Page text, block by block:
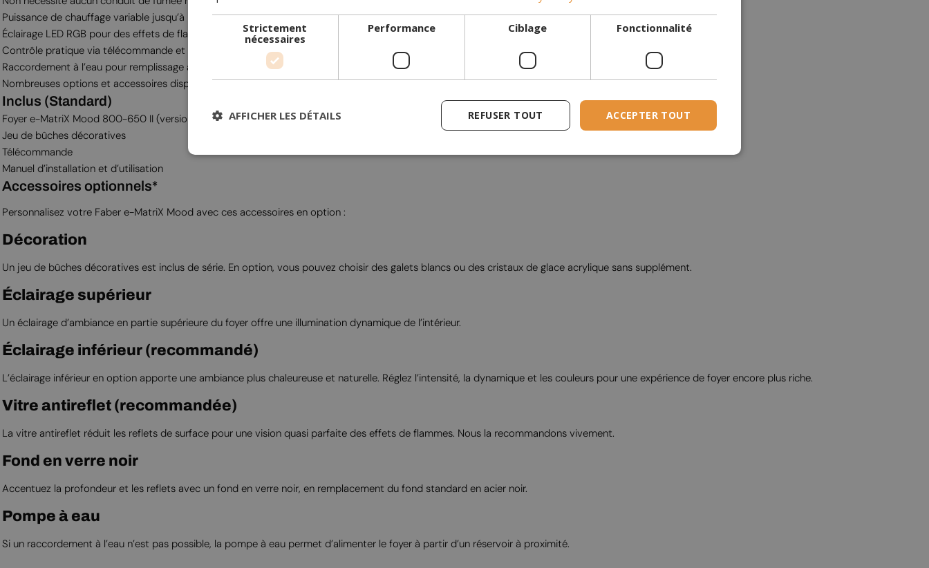
Puissance de chauffage variable jusqu’à 2 kW
Éclairage LED RGB pour des effets de flammes personnalisables
Contrôle pratique via télécommande et application
Raccordement à l’eau pour remplissage automatique
Nombreuses options et accessoires disponibles*
Inclus (Standard)
Foyer e-MatriX Mood 800-650 II (version angle droit ou gauche)
Jeu de bûches décoratives
Télécommande
Manuel d’installation et d’utilisation
Accessoires optionnels*
Personnalisez votre Faber e-MatriX Mood avec ces accessoires en option :
Décoration
Un jeu de bûches décoratives est inclus de série. En option, vous pouvez choisir des galets blancs ou des cristaux de glace acrylique sans supplément.
Éclairage supérieur
Un éclairage d’ambiance en partie supérieure du foyer offre une illumination dynamique de l’intérieur.
Éclairage inférieur (recommandé)
L’éclairage inférieur en option apporte une ambiance plus chaleureuse et naturelle. Réglez l’intensité, la dynamique et les couleurs pour une expérience de foyer encore plus riche.
Vitre antireflet (recommandée)
La vitre antireflet réduit les reflets de surface pour une vision quasi parfaite des effets de flammes. Nous la recommandons vivement.
Fond en verre noir
Accentuez la profondeur et les reflets avec un fond en verre noir, en remplacement du fond standard en acier noir.
Pompe à eau
Si un raccordement à l’eau n’est pas possible, la pompe à eau permet d’alimenter le foyer à partir d’un réservoir à proximité.
DUTCH
FRENCH
LATVIAN
PORTUGUESE
Strictement
nécessaires
Performance Ciblage Fonctionnalité
ACCEPTER TOUT
REFUSER TOUT
AFFICHER LES DÉTAILS